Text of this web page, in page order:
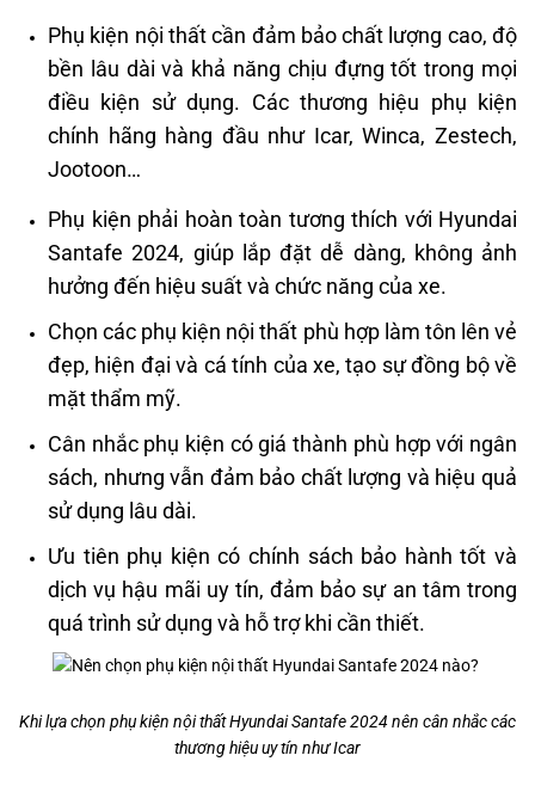
Phụ kiện nội thất cần đảm bảo chất lượng cao, độ
bền lâu dài và khả năng chịu đựng tốt trong mọi
điều kiện sử dụng. Các thương hiệu phụ kiện
chính hãng hàng đầu như Icar, Winca, Zestech,
Jootoon…
Phụ kiện phải hoàn toàn tương thích với Hyundai
Santafe 2024, giúp lắp đặt dễ dàng, không ảnh
hưởng đến hiệu suất và chức năng của xe.
Chọn các phụ kiện nội thất phù hợp làm tôn lên vẻ
đẹp, hiện đại và cá tính của xe, tạo sự đồng bộ về
mặt thẩm mỹ.
Cân nhắc phụ kiện có giá thành phù hợp với ngân
sách, nhưng vẫn đảm bảo chất lượng và hiệu quả
sử dụng lâu dài.
Ưu tiên phụ kiện có chính sách bảo hành tốt và
dịch vụ hậu mãi uy tín, đảm bảo sự an tâm trong
quá trình sử dụng và hỗ trợ khi cần thiết.
Khi lựa chọn phụ kiện nội thất Hyundai Santafe 2024 nên cân nhắc các
thương hiệu uy tín như Icar